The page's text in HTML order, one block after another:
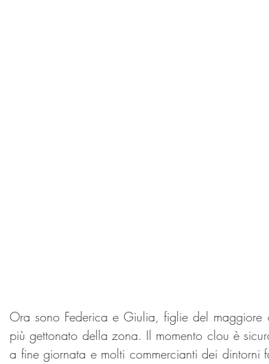
Ora sono Federica e Giulia, figlie del
più gettonato della zona. Il momento clou è
a fine giornata e molti commercianti dei